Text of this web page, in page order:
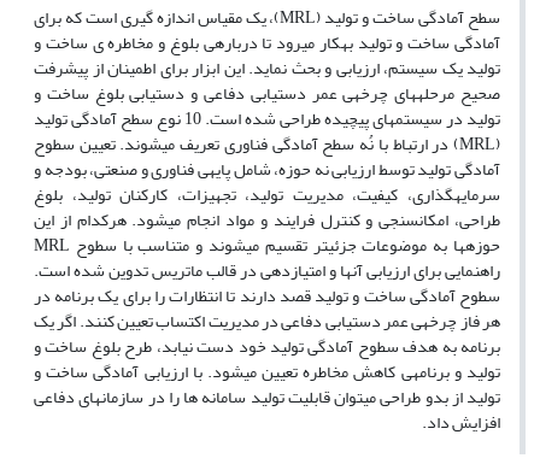
سطح آمادگی ساخت و تولید (MRL)، یک مقیاس اندازه گیری است که برای
آمادگی ساخت و تولید بهکار میرود تا دربارهی بلوغ و مخاطره ی ساخت و
تولید یک سیستم، ارزیابی و بحث نماید. این ابزار برای اطمینان از پیشرفت
صحیح مرحلههای چرخهی عمر دستیابی دفاعی و دستیابی بلوغ ساخت و
تولید در سیستمهای پیچیده طراحی شده است. 10 نوع سطح آمادگی تولید
(MRL) در ارتباط با نُه سطح آمادگی فناوری تعریف میشوند. تعیین سطوح
آمادگی تولید توسط ارزیابی نه حوزه، شامل پایهی فناوری و صنعتی، بودجه و
سرمایهگذاری، کیفیت، مدیریت تولید، تجهیزات، کارکنان تولید، بلوغ
طراحی، امکانسنجی و کنترل فرایند و مواد انجام میشود. هرکدام از این
حوزهها به موضوعات جزئیتر تقسیم میشوند و متناسب با سطوح MRL
راهنمایی برای ارزیابی آنها و امتیازدهی در قالب ماتریس تدوین شده است.
سطوح آمادگی ساخت و تولید قصد دارند تا انتظارات را برای یک برنامه در
هر فاز چرخهی عمر دستیابی دفاعی در مدیریت اکتساب تعیین کنند. اگر یک
برنامه به هدف سطوح آمادگی تولید خود دست نیابد، طرح بلوغ ساخت و
تولید و برنامهی کاهش مخاطره تعیین میشود. با ارزیابی آمادگی ساخت و
تولید از بدو طراحی میتوان قابلیت تولید سامانه ها را در سازمانهای دفاعی
افزایش داد.